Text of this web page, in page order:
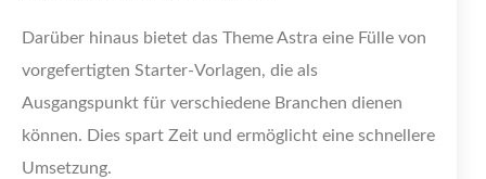
Darüber hinaus bietet das Theme Astra eine Fülle von
vorgefertigten Starter-Vorlagen, die als
Ausgangspunkt für verschiedene Branchen dienen
können. Dies spart Zeit und ermöglicht eine schnellere
Umsetzung.